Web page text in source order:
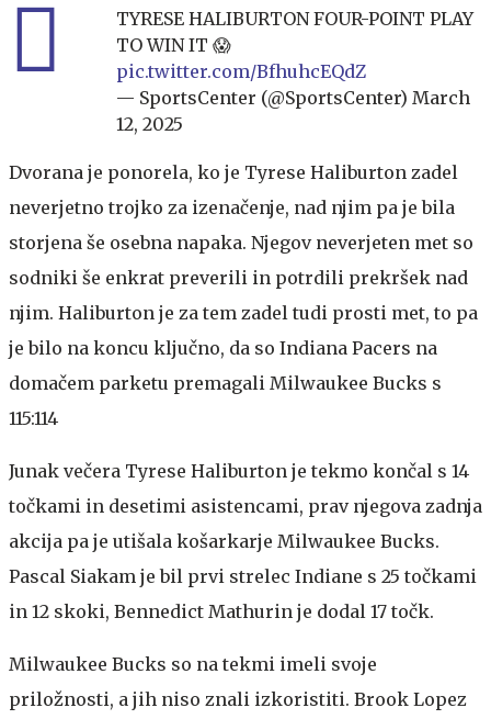
TYRESE HALIBURTON FOUR-POINT PLAY
TO WIN IT 😱
pic.twitter.com/BfhuhcEQdZ
— SportsCenter (@SportsCenter) March
12, 2025
Dvorana je ponorela, ko je Tyrese Haliburton zadel
neverjetno trojko za izenačenje, nad njim pa je bila
storjena še osebna napaka. Njegov neverjeten met so
sodniki še enkrat preverili in potrdili prekršek nad
njim. Haliburton je za tem zadel tudi prosti met, to pa
je bilo na koncu ključno, da so Indiana Pacers na
domačem parketu premagali Milwaukee Bucks s
115:114
Junak večera Tyrese Haliburton je tekmo končal s 14
točkami in desetimi asistencami, prav njegova zadnja
akcija pa je utišala košarkarje Milwaukee Bucks.
Pascal Siakam je bil prvi strelec Indiane s 25 točkami
in 12 skoki, Bennedict Mathurin je dodal 17 točk.
Milwaukee Bucks so na tekmi imeli svoje
priložnosti, a jih niso znali izkoristiti. Brook Lopez